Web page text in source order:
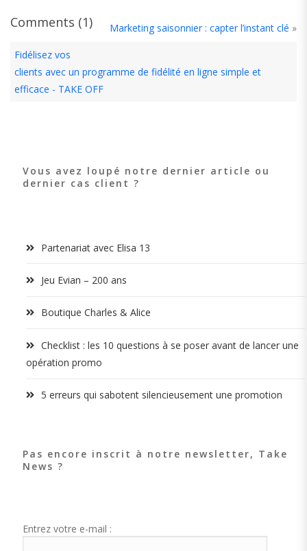
Marketing saisonnier : capter l’instant clé »
Comments (1)
Fidélisez vos
clients avec un programme de fidélité en ligne simple et
efficace - TAKE OFF
Vous avez loupé notre dernier article ou
dernier cas client ?
Partenariat avec Elisa 13
Jeu Evian – 200 ans
Boutique Charles & Alice
Checklist : les 10 questions à se poser avant de lancer une
opération promo
5 erreurs qui sabotent silencieusement une promotion
Pas encore inscrit à notre newsletter, Take
News ?
Entrez votre e-mail :